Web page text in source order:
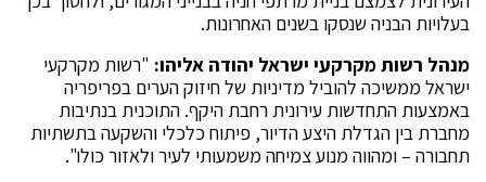
בעלויות הבניה שנסקו בשנים האחרונות.
מנהל רשות מקרקעי ישראל יהודה אליהו:"רשות מקרקעי
ישראל ממשיכה להוביל מדיניות של חיזוק הערים בפריפריה
באמצעות התחדשות עירונית רחבת היקף. התוכנית בנתיבות
מחברת בין הגדלת היצע הדיור, פיתוח כלכלי והשקעה בתשתיות
תחבורה – ומהווה מנוע צמיחה משמעותי לעיר ולאזור כולו".